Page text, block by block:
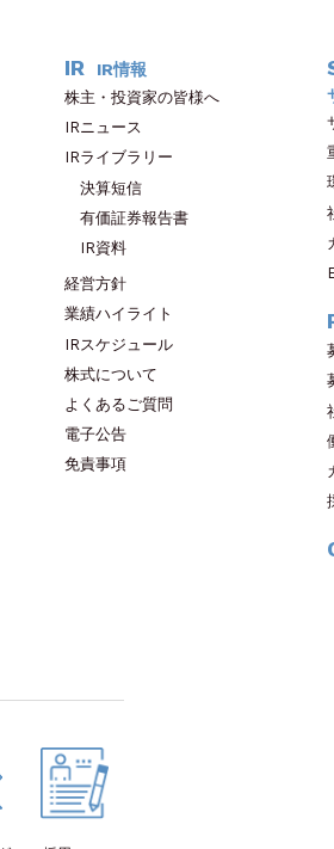
IR IR情報
株主・投資家の皆様へ
IRニュース
IRライブラリー
決算短信
有価証券報告書
IR資料
経営方針
業績ハイライト
IRスケジュール
株式について
よくあるご質問
電子公告
免責事項